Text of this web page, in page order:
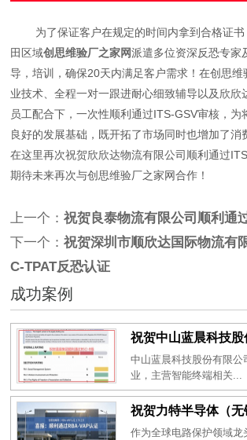
为了保证客户在规定的时间内拿到合格证书
田区域创思维验厂之家网派遣多位资深反恐专家
导，培训，确保20天内满足客户需求！在创思
业技术、全程一对一跟进耐心细致辅导以及欣欣
员工配合下，一次性顺利通过ITS-GSV审核，为
良好的发展基础，既开拓了市场同时也增加了消
在这里再次祝贺欣欣达物流有限公司顺利通过
期待未来再次与创思维验厂之家网合作！
上一个：祝贺良泰物流有限公司顺利通
下一个：祝贺深圳市顺欣达国际物流有
C-TPAT反恐认证
成功案例
中山蓝晨科技股份有限公
业，主营智能终端相关...
作为全球电路保护领域龙